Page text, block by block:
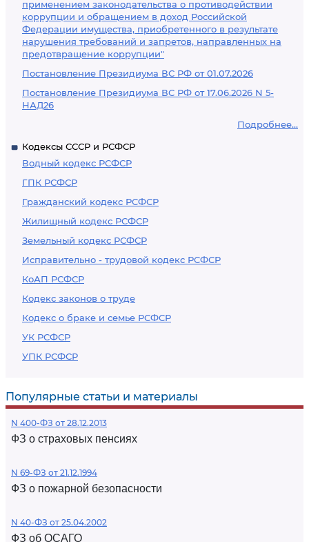
применением законодательства о противодействии
коррупции и обращением в доход Российской
Федерации имущества, приобретенного в результате
нарушения требований и запретов, направленных на
предотвращение коррупции"
Постановление Президиума ВС РФ от 01.07.2026
Постановление Президиума ВС РФ от 17.06.2026 N 5-
НАД26
Подробнее...
Кодексы СССР и РСФСР
Водный кодекс РСФСР
ГПК РСФСР
Гражданский кодекс РСФСР
Жилищный кодекс РСФСР
Земельный кодекс РСФСР
Исправительно - трудовой кодекс РСФСР
КоАП РСФСР
Кодекс законов о труде
Кодекс о браке и семье РСФСР
УК РСФСР
УПК РСФСР
Популярные статьи и материалы
N 400-ФЗ от 28.12.2013
ФЗ о страховых пенсиях
N 69-ФЗ от 21.12.1994
ФЗ о пожарной безопасности
N 40-ФЗ от 25.04.2002
ФЗ об ОСАГО